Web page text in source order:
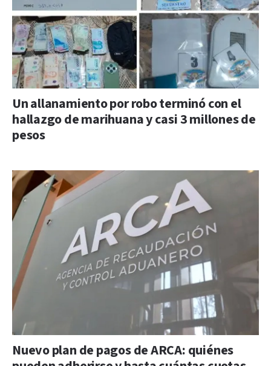
Un allanamiento por robo terminó con el
hallazgo de marihuana y casi 3 millones de
pesos
Nuevo plan de pagos de ARCA: quiénes